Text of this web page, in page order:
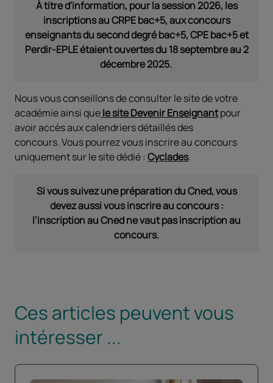
À titre d'information, pour la session 2026, les
inscriptions au CRPE bac+5, aux concours
enseignants du second degré bac+5, CPE bac+5 et
Perdir-EPLE étaient ouvertes du 18 septembre au 2
décembre 2025.
Nous vous conseillons de consulter le site de votre
académie ainsi quele site Devenir Enseignantpour
avoir accès aux calendriers détaillés des
concours. Vous pourrez vous inscrire au concours
uniquement sur le site dédié : Cyclades.
Si vous suivez une préparation du Cned, vous
devez aussi vous inscrire au concours :
l’inscription au Cned ne vaut pas inscription au
concours.
Ces articles peuvent vous
intéresser ...